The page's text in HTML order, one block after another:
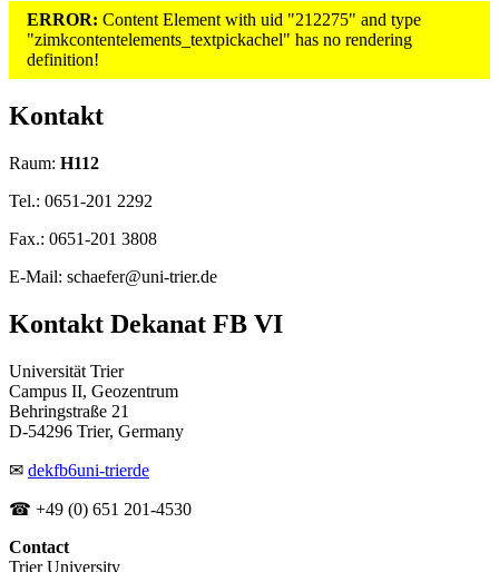
ERROR: Content Element with uid "212275" and type
"zimkcontentelements_textpickachel" has no rendering
definition!
Kontakt
Raum: H112
Tel.: 0651-201 2292
Fax.: 0651-201 3808
E-Mail: schaefer@uni-trier.de
Kontakt Dekanat FB VI
Universität Trier
Campus II, Geozentrum
Behringstraße 21
D-54296 Trier, Germany
✉ dekfb6uni-trierde
☎ +49 (0) 651 201-4530
Contact
Trier University